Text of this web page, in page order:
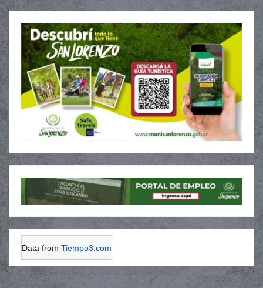
Data from Tiempo3.com